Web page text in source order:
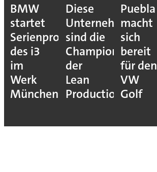
BMW
startet
Serienproduktion
des i3
im
Werk
München
Diese
Unternehmen
sind die
Champions
der
Lean
Production
Puebla
macht
sich
bereit
für den
VW
Golf